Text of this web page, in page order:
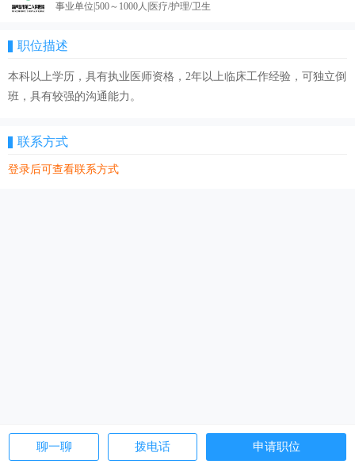
聊一聊 拨电话 申请职位
事业单位|500～1000人|医疗/护理/卫生
职位描述
本科以上学历，具有执业医师资格，2年以上临床工作经验，可独立倒
班，具有较强的沟通能力。
联系方式
登录后可查看联系方式